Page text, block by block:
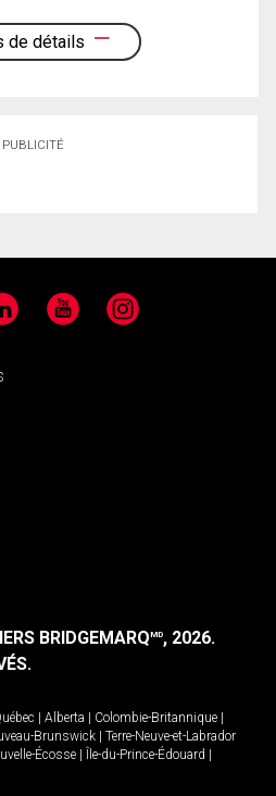
de détails
PUBLICITÉ
YouTube Instagram
BRIDGEMARQMD, 2026.
Alberta Colombie-Britannique
Brunswick
Terre-Neuve-et-Labrador
Écosse Île-du-Prince-Édouard